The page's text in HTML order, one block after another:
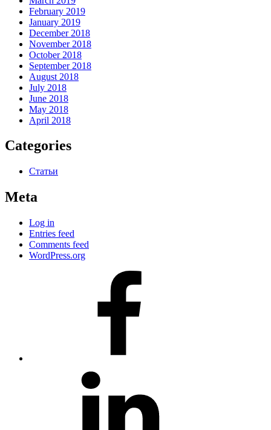
February 2019
January 2019
December 2018
November 2018
October 2018
September 2018
August 2018
July 2018
June 2018
May 2018
April 2018
Categories
Статьи
Meta
Log in
Entries feed
Comments feed
WordPress.org